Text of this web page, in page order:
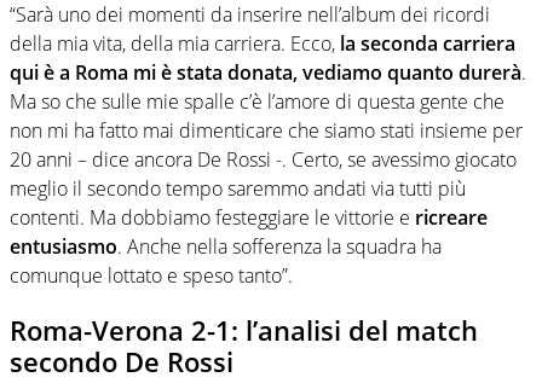
“Sarà uno dei momenti da inserire nell’album dei ricordi
della mia vita, della mia carriera. Ecco, la seconda carriera
qui è a Roma mi è stata donata, vediamo quanto durerà.
Ma so che sulle mie spalle c’è l’amore di questa gente che
non mi ha fatto mai dimenticare che siamo stati insieme per
20 anni – dice ancora De Rossi -. Certo, se avessimo giocato
meglio il secondo tempo saremmo andati via tutti più
contenti. Ma dobbiamo festeggiare le vittorie e ricreare
entusiasmo. Anche nella sofferenza la squadra ha
comunque lottato e speso tanto”.
Roma-Verona 2-1: l’analisi del match
secondo De Rossi